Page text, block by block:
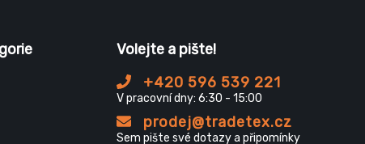
Volejte a pište!
+420 596 539 221
V pracovní dny: 6:30 - 15:00
prodej@tradetex.cz
Sem pište své dotazy a připomínky